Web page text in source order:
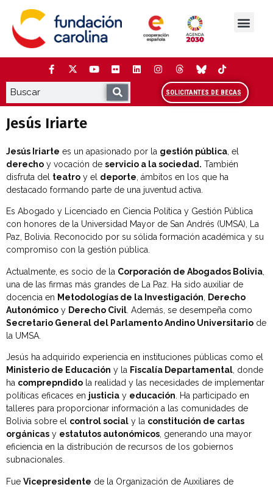
contenido
SOLICITANTES DE BECAS
Jesús Iriarte
Jesús Iriarte es un apasionado por la gestión pública , el
derecho y vocación de servicio a la sociedad. También
disfruta del teatro y el deporte , ámbitos en los que ha
destacado formando parte de una juventud activa.
Es Abogado y Licenciado en Ciencia Política y Gestión Pública
con honores de la Universidad Mayor de San Andrés (UMSA), La
Paz, Bolivia. Reconocido por su sólida formación académica y su
compromiso con la gestión pública.
Actualmente, es socio de la Corporación de Abogados Bolivia
una de las firmas más grandes de La Paz. Ha sido auxiliar de
docencia en Metodologías de la Investigación
Derecho
Autonómico y Derecho Civil . Además, se desempeña como
Secretario General del Parlamento Andino Universitario de
la UMSA.
Jesús ha adquirido experiencia en instituciones públicas como el
Ministerio de Educación y la Fiscalía Departamental , donde
ha comprepndido la realidad y las necesidades de implementar
políticas eficaces en justicia y educación . Ha participado en
talleres para proporcionar información a las comunidades de
Bolivia sobre el control social y la constitución de cartas
orgánicas y estatutos autonómicos , generando una mayor
eficiencia en la distribución de recursos de los gobiernos
subnacionales.
Fue Vicepresidente de la Organización de Auxiliares de